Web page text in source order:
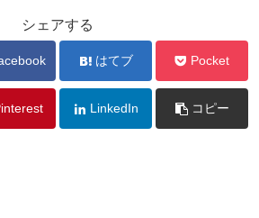
シェアする
はてブ Pocket
LinkedIn コピー